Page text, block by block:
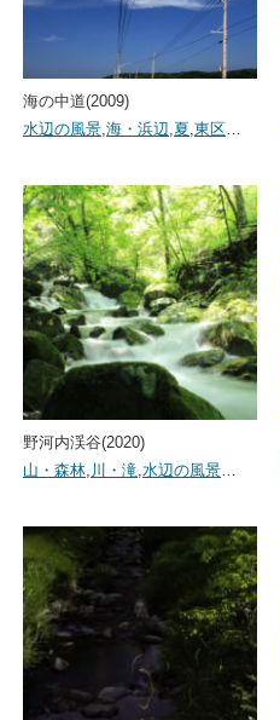
海の中道(2009)
水辺の風景,海・浜辺,夏,東区…
野河内渓谷(2020)
山・森林, 川・滝,水辺の風景…